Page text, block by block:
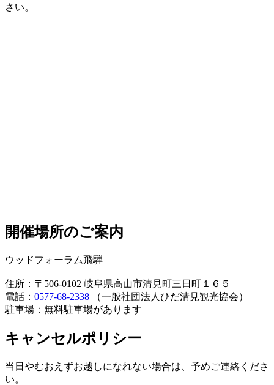
さい。
開催場所のご案内
ウッドフォーラム飛騨
住所：〒506-0102 岐阜県高山市清見町三日町１６５
電話： 0577-68-2338 （一般社団法人ひだ清見観光協会）
駐車場：無料駐車場があります
キャンセルポリシー
当日やむおえずお越しになれない場合は、予めご連絡くださ
い。